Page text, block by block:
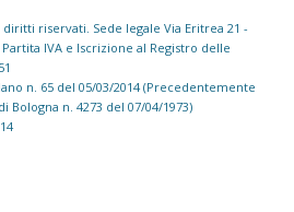
riservati. Sede legale Via Eritrea 21 -
IVA e Iscrizione al Registro delle
n. 65 del 05/03/2014 (Precedentemente
n. 4273 del 07/04/1973)